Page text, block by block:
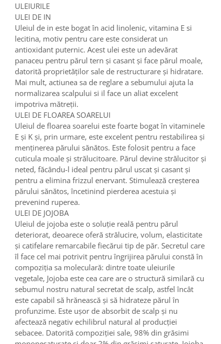
ULEIURILE
ULEI DE IN
Uleiul de in este bogat în acid linolenic, vitamina E si
lecitina, motiv pentru care este considerat un
antioxidant puternic. Acest ulei este un adevărat
panaceu pentru părul tern și casant și face părul moale,
datorită proprietăților sale de restructurare și hidratare.
Mai mult, actiunea sa de reglare a sebumului ajuta la
normalizarea scalpului si il face un aliat excelent
impotriva mătreții.
ULEI DE FLOAREA SOARELUI
Uleiul de floarea soarelui este foarte bogat în vitaminele
E și K și, prin urmare, este excelent pentru restabilirea și
menținerea părului sănătos. Este folosit pentru a face
cuticula moale și strălucitoare. Părul devine strălucitor și
neted, făcându-l ideal pentru părul uscat și casant și
pentru a elimina frizzul enervant. Stimulează creșterea
părului sănătos, încetinind pierderea acestuia și
prevenind ruperea.
ULEI DE JOJOBA
Uleiul de jojoba este o soluție reală pentru părul
deteriorat, deoarece oferă strălucire, volum, elasticitate
și catifelare remarcabile fiecărui tip de păr. Secretul care
îl face cel mai potrivit pentru îngrijirea părului constă în
compoziția sa moleculară: dintre toate uleiurile
vegetale, Jojoba este cea care are o structură similară cu
sebumul nostru natural secretat de scalp, astfel încât
este capabil să hrănească și să hidrateze părul în
profunzime. Este ușor de absorbit de scalp și nu
afectează negativ echilibrul natural al producției
sebacee. Datorită compoziției sale, 98% din grăsimi